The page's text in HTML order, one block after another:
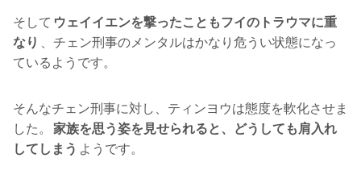
そして ウェイイエンを撃ったこともフイのトラウマに重
なり
、チェン刑事のメンタルはかなり危うい状態になっ
ているようです。
そんなチェン刑事に対し、ティンヨウは態度を軟化させま
した。
家族を思う姿を見せられると、どうしても肩入れ
してしまう ようです。